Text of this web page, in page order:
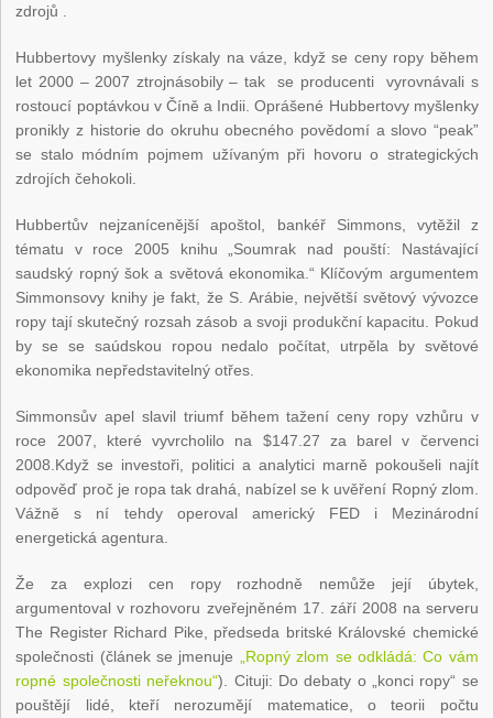
zdrojů .
Hubbertovy myšlenky získaly na váze, když se ceny ropy během
let 2000 – 2007 ztrojnásobily – tak se producenti vyrovnávali s
rostoucí poptávkou v Číně a Indii. Oprášené Hubbertovy myšlenky
pronikly z historie do okruhu obecného povědomí a slovo “peak”
se stalo módním pojmem užívaným při hovoru o strategických
zdrojích čehokoli.
Hubbertův nejzanícenější apoštol, bankéř Simmons, vytěžil z
tématu v roce 2005 knihu „Soumrak nad pouští: Nastávající
saudský ropný šok a světová ekonomika.“ Klíčovým argumentem
Simmonsovy knihy je fakt, že S. Arábie, největší světový vývozce
ropy tají skutečný rozsah zásob a svoji produkční kapacitu. Pokud
by se se saúdskou ropou nedalo počítat, utrpěla by světové
ekonomika nepředstavitelný otřes.
Simmonsův apel slavil triumf během tažení ceny ropy vzhůru v
roce 2007, které vyvrcholilo na $147.27 za barel v červenci
2008.Když se investoři, politici a analytici marně pokoušeli najít
odpověď proč je ropa tak drahá, nabízel se k uvěření Ropný zlom.
Vážně s ní tehdy operoval americký FED i Mezinárodní
energetická agentura.
Že za explozi cen ropy rozhodně nemůže její úbytek,
argumentoval v rozhovoru zveřejněném 17. září 2008 na serveru
The Register Richard Pike, předseda britské Královské chemické
společnosti (článek se jmenuje
„Ropný zlom se odkládá: Co vám
ropné společnosti neřeknou“). Cituji: Do debaty o „konci ropy“ se
pouštějí lidé, kteří nerozumějí matematice, o teorii počtu